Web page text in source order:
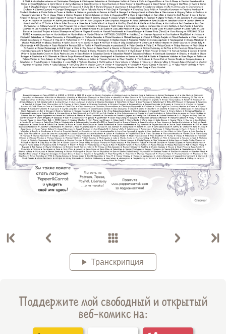
Транскрипция
Поддержите мой свободный и открытый
веб-комикс на: